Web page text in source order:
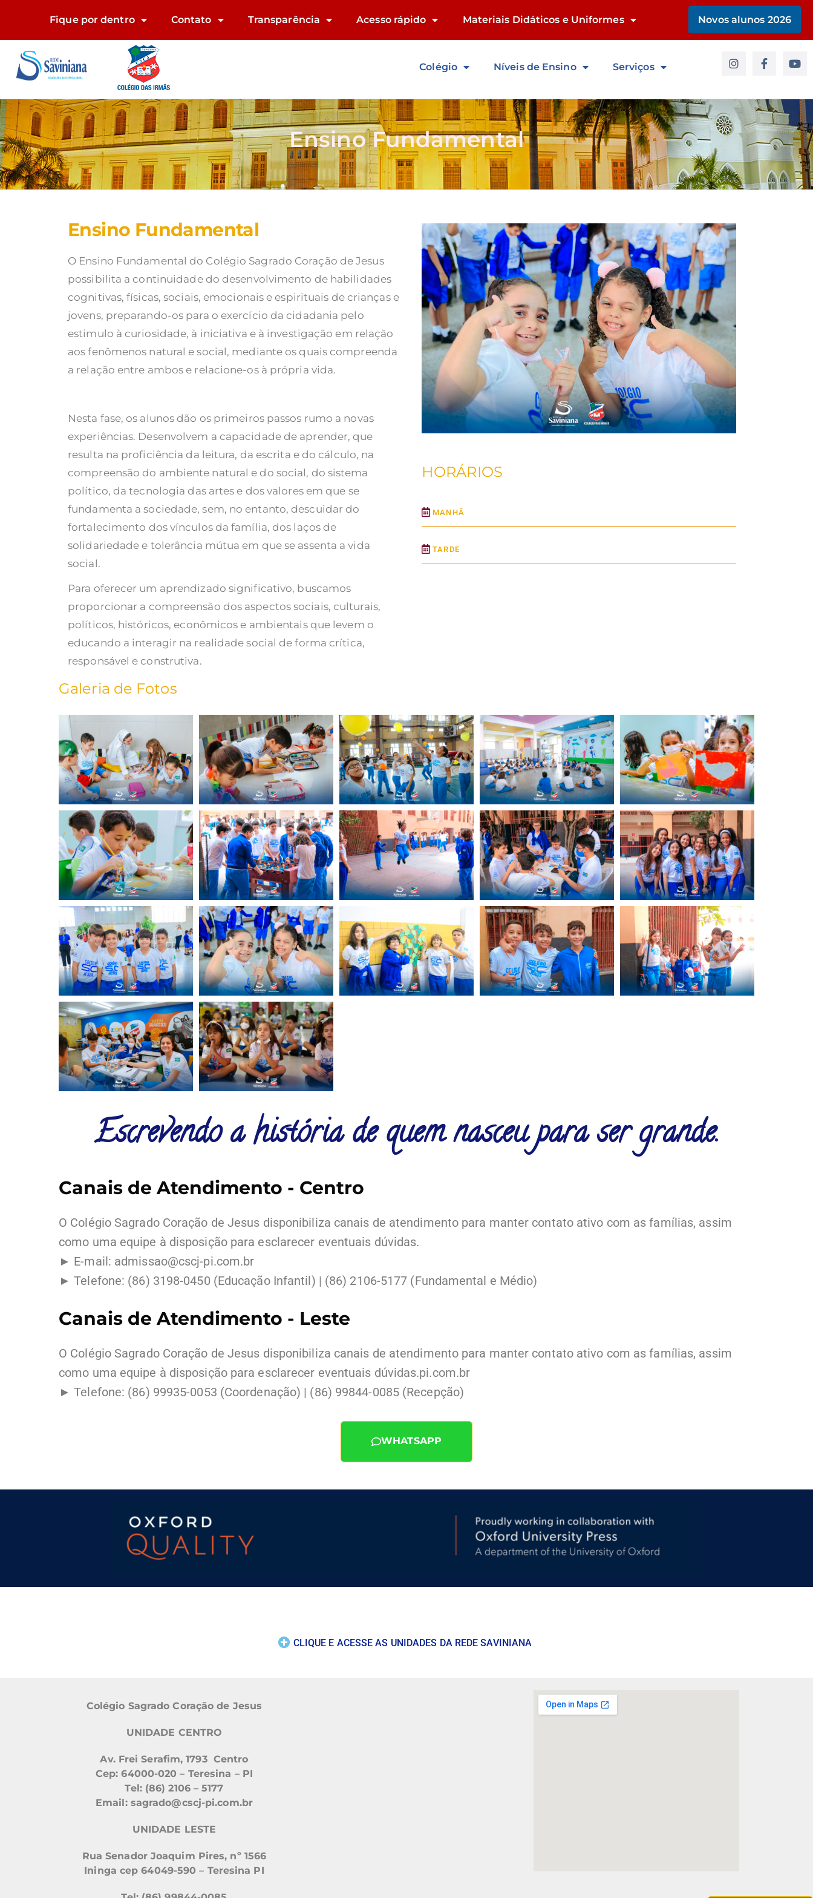
Fique por dentro Contato Transparência Acesso rápido Materiais Didáticos e Uniformes Novos alunos 2026
Colégio Níveis de Ensino Serviços
Ensino Fundamental
Ensino Fundamental
O Ensino Fundamental do Colégio Sagrado Coração de Jesus
possibilita a continuidade do desenvolvimento de habilidades
cognitivas, físicas, sociais, emocionais e espirituais de crianças e
jovens, preparando-os para o exercício da cidadania pelo
estimulo à curiosidade, à iniciativa e à investigação em relação
aos fenômenos natural e social, mediante os quais compreenda
a relação entre ambos e relacione-os à própria vida.
Nesta fase, os alunos dão os primeiros passos rumo a novas
experiências. Desenvolvem a capacidade de aprender, que
resulta na proficiência da leitura, da escrita e do cálculo, na
compreensão do ambiente natural e do social, do sistema
político, da tecnologia das artes e dos valores em que se
fundamenta a sociedade, sem, no entanto, descuidar do
fortalecimento dos vínculos da família, dos laços de
solidariedade e tolerância mútua em que se assenta a vida
social.
Para oferecer um aprendizado significativo, buscamos
proporcionar a compreensão dos aspectos sociais, culturais,
políticos, históricos, econômicos e ambientais que levem o
educando a interagir na realidade social de forma crítica,
responsável e construtiva.
HORÁRIOS
MANHÃ
TARDE
Galeria de Fotos
Escrevendo a história de quem nasceu para ser grande.
Canais de Atendimento - Centro
O Colégio Sagrado Coração de Jesus disponibiliza canais de atendimento para manter contato ativo com as famílias, assim
como uma equipe à disposição para esclarecer eventuais dúvidas.
► E-mail: admissao@cscj-pi.com.br
► Telefone: (86) 3198-0450 (Educação Infantil) | (86) 2106-5177 (Fundamental e Médio)
Canais de Atendimento - Leste
O Colégio Sagrado Coração de Jesus disponibiliza canais de atendimento para manter contato ativo com as famílias, assim
como uma equipe à disposição para esclarecer eventuais dúvidas.pi.com.br
►Telefone: (86) 99935-0053 (Coordenação) | (86) 99844-0085 (Recepção)
WHATSAPP
CLIQUE E ACESSE AS UNIDADES DA REDE SAVINIANA
Colégio Sagrado Coração de Jesus
UNIDADE CENTRO
Av. Frei Serafim, 1793 Centro
Cep: 64000-020 – Teresina – PI
Tel: (86) 2106 – 5177
Email: sagrado@cscj-pi.com.br
UNIDADE LESTE
Rua Senador Joaquim Pires, nº 1566
Ininga cep 64049-590 – Teresina PI